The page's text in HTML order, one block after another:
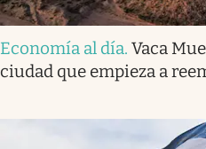
Economía al día. Vaca
ciudad que empieza a